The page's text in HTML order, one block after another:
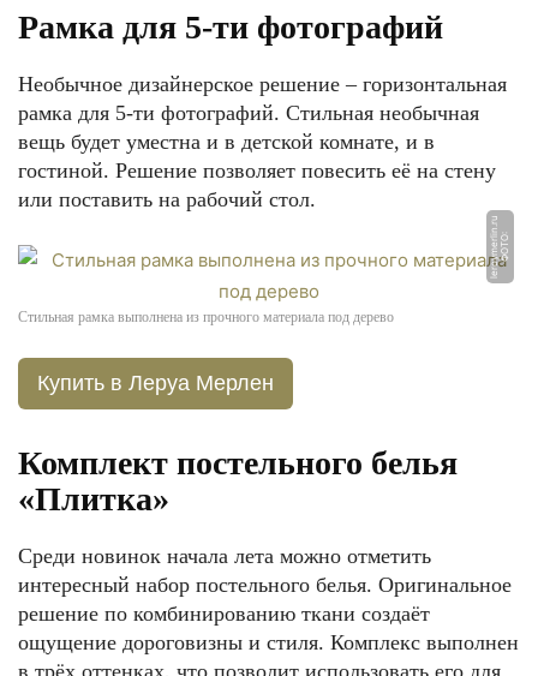
Рамка для 5-ти фотографий
Необычное дизайнерское решение – горизонтальная
рамка для 5-ти фотографий. Стильная необычная
вещь будет уместна и в детской комнате, и в
гостиной. Решение позволяет повесить её на стену
или поставить на рабочий стол.
Ф
О
Т
О:
l
e
r
o
y
m
e
rli
n.
r
u
Стильная рамка выполнена из прочного материала под дерево
Купить в Леруа Мерлен
Комплект постельного белья
«Плитка»
Среди новинок начала лета можно отметить
интересный набор постельного белья. Оригинальное
решение по комбинированию ткани создаёт
ощущение дороговизны и стиля. Комплекс выполнен
в трёх оттенках, что позволит использовать его для